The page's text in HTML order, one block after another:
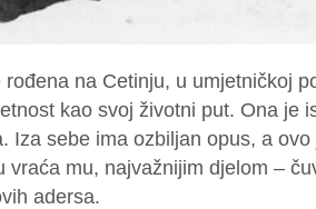
na Cetinju, u umjetničkoj
kao svoj životni put. Ona je
Iza sebe ima ozbiljan opus, a
vraća mu, najvažnijim djelom –
adersa.